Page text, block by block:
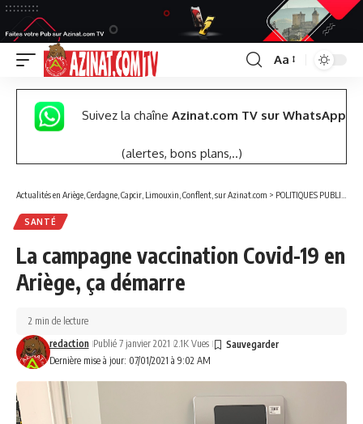
Font
Resizer
Aa
Suivez la chaîne Azinat.com TV sur WhatsApp
(alertes, bons plans,..)
Actualités en Ariège, Cerdagne, Capcir, Limouxin, Conflent, sur Azinat.com > POLITIQUES PUBLIQUES
SANTÉ
La campagne vaccination Covid-19 en
Ariège, ça démarre
Dernière mise à jour: 07/01/2021 à 9:02 AM
redaction Publié 7 janvier 2021 2.1K Vues
2 min de lecture